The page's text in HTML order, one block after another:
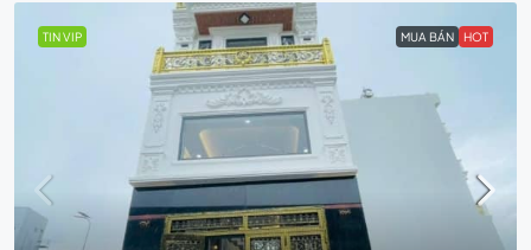
TIN VIP MUA BÁN HOT